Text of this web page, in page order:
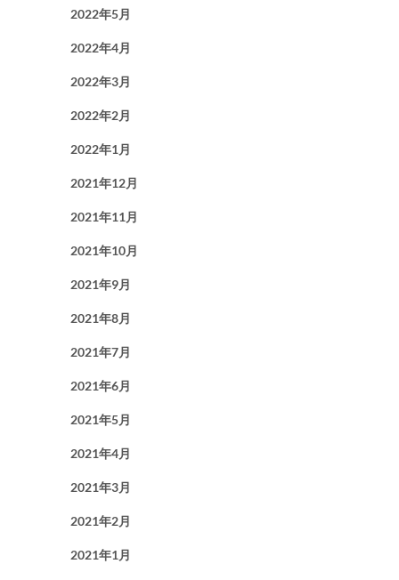
2022年5月
2022年4月
2022年3月
2022年2月
2022年1月
2021年12月
2021年11月
2021年10月
2021年9月
2021年8月
2021年7月
2021年6月
2021年5月
2021年4月
2021年3月
2021年2月
2021年1月